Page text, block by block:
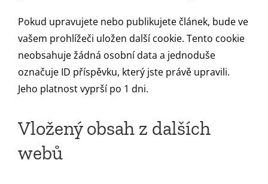
Pokud upravujete nebo publikujete článek, bude ve
vašem prohlížeči uložen další cookie. Tento cookie
neobsahuje žádná osobní data a jednoduše
označuje ID příspěvku, který jste právě upravili.
Jeho platnost vyprší po 1 dni.
Vložený obsah z dalších
webů